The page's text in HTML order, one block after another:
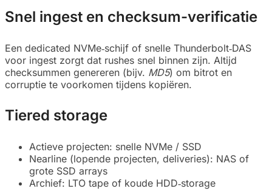
Snel ingest en checksum-verificatie
Een dedicated NVMe‑schijf of snelle Thunderbolt‑DAS
voor ingest zorgt dat rushes snel binnen zijn. Altijd
checksummen genereren (bijv. MD5) om bitrot en
corruptie te voorkomen tijdens kopiëren.
Tiered storage
Actieve projecten: snelle NVMe / SSD
Nearline (lopende projecten, deliveries): NAS of
grote SSD arrays
Archief: LTO tape of koude HDD‑storage